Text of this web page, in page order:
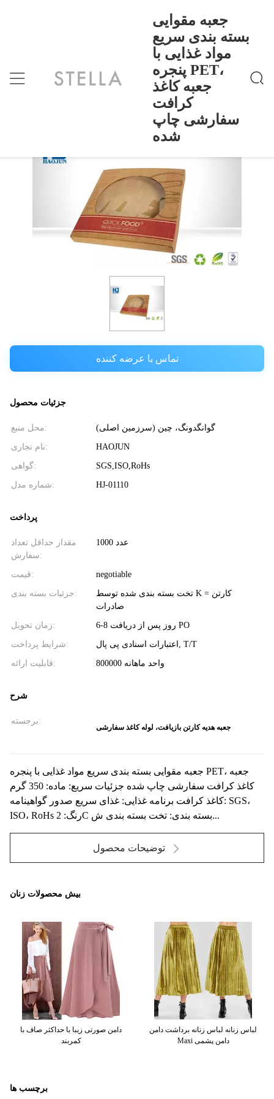
جعبه مقوایی
بسته بندی سریع
مواد غذایی با
پنجره PET،
جعبه کاغذ
کرافت
سفارشی چاپ
شده
جعبه مقوایی بسته بندی سریع مواد غذایی با پنجره PE
T، جعبه کاغذ کرافت سفارشی چاپ شده
جعبه مقوایی بسته بندی سریع مواد غذایی
تماس با عرضه کننده
جزئیات محصول
محل منبع: گوانگدونگ، چین (سرزمین اصلی)
نام تجاری: HAOJUN
گواهی: SGS,ISO,RoHs
شماره مدل: HJ-01110
پرداخت
مقدار حداقل تعداد
سفارش:
1000 عدد
قیمت: negotiable
جزئیات بسته بندی:
تخت بسته بندی شده توسط K = کارتن
صادرات
زمان تحویل: 6-8 روز پس از دریافت PO
شرایط پرداخت: اعتبارات اسنادی پی پال, T/T
قابلیت ارائه: 800000 واحد ماهانه
شرح
برجسته:
جعبه هدیه کارتن بازیافت، لوله کاغذ سفارشی
جعبه مقوایی بسته بندی سریع مواد غذایی با پنجره PET، جعبه
کاغذ کرافت سفارشی چاپ شده جزئیات سریع: ماده: 350 گرم
کاغذ کرافت برنامه غذایی: غذای سریع صدور گواهینامه: SGS،
ISO، RoHs رنگ: 2C بسته بندی: تخت بسته بندی ش...
توضیحات محصول
بیش محصولات زنان
دامن صورتی زیبا با حداکثر صاف با
کمربند
لباس زنانه لباس زنانه برداشت دامن
Maxi دامن پشمی
برچسب ها